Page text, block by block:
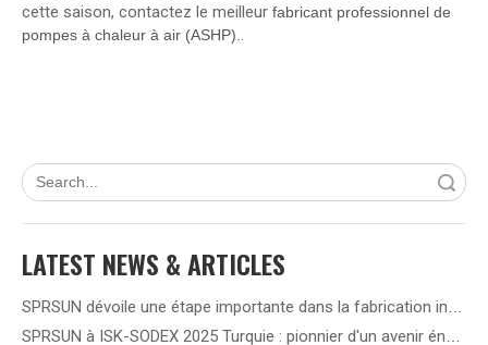
cette saison, contactez le meilleur fabricant professionnel de
pompes à chaleur à air (ASHP). .
LATEST NEWS & ARTICLES